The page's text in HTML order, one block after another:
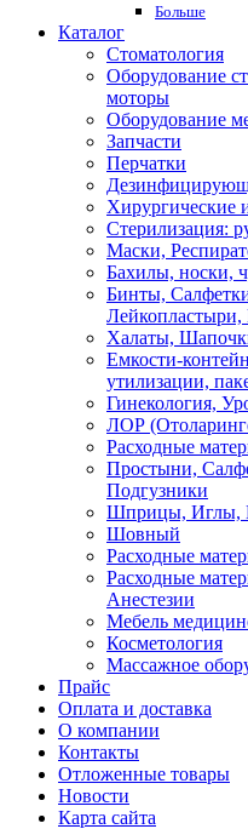
Больше
Каталог
Стоматология
Оборудование
моторы
Оборудование
Запчасти
Перчатки
Хирургические
Стерилизация:
Маски,
Бахилы, носки,
Бинты,
Халаты,
Емкости-
утилизации,
Гинекология,
ЛОР
Расходные
Простыни,
Подгузники
Шприцы, Иглы,
Шовный
Расходные
Расходные
Анестезии
Мебель
Косметология
Массажное
Прайс
Оплата и доставка
О компании
Контакты
Отложенные товары
Новости
Карта сайта